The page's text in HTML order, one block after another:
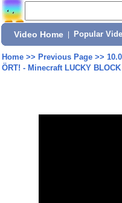
Video Home Popular
Home>> Previous Page>>
ÖRT! - Minecraft LUCKY